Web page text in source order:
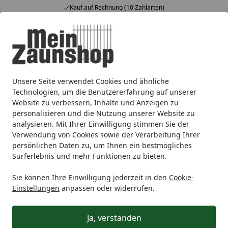
Unsere Seite verwendet Cookies und ähnliche
Technologien, um die Benutzererfahrung auf unserer
Website zu verbessern, Inhalte und Anzeigen zu
personalisieren und die Nutzung unserer Website zu
analysieren. Mit Ihrer Einwilligung stimmen Sie der
Verwendung von Cookies sowie der Verarbeitung Ihrer
persönlichen Daten zu, um Ihnen ein bestmögliches
Surferlebnis und mehr Funktionen zu bieten.
Sie können Ihre Einwilligung jederzeit in den Cookie-
Einstellungen anpassen oder widerrufen.
Ja, verstanden
Kauf auf Rechnung (10 Zahlarten)
Alle Produkte
Mein Konto
Suchen
Startseite
Zaunmarken T&J T&J Sichtschutzzaun
Zubehör für CLASSIC
Ihre Artikelübersicht
Kategorien
Filter / Sortierung